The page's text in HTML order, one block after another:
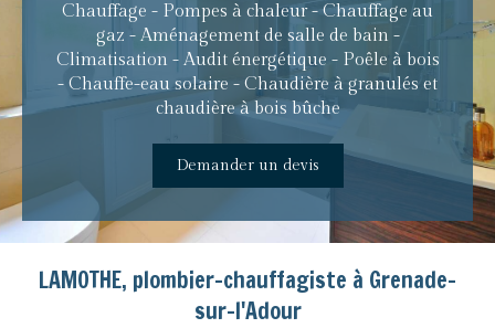
Chauffage - Pompes à chaleur - Chauffage au
gaz - Aménagement de salle de bain -
Climatisation - Audit énergétique - Poêle à bois
- Chauffe-eau solaire - Chaudière à granulés et
chaudière à bois bûche
Demander un devis
LAMOTHE, plombier-chauffagiste à Grenade-
sur-l'Adour